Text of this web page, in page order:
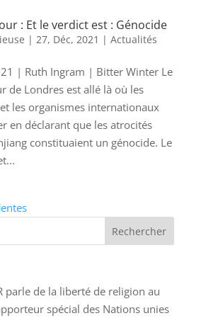
: Et le verdict est : Génocide
| 27, Déc, 2021 | Actualités
| Ruth Ingram | Bitter Winter Le
de Londres est allé là où les
les organismes internationaux
en déclarant que les atrocités
constituaient un génocide. Le
parle de la liberté de religion au
spécial des Nations unies